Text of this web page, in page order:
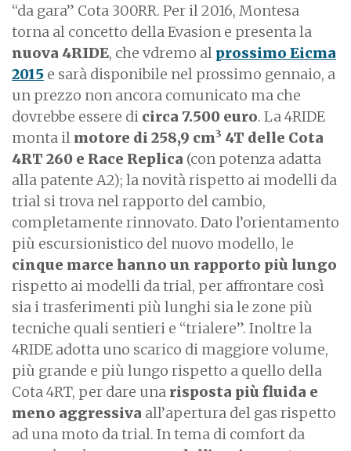
“da gara” Cota 300RR. Per il 2016, Montesa
torna al concetto della Evasion e presenta la
nuova 4RIDE, che vdremo al prossimo Eicma
2015 e sarà disponibile nel prossimo gennaio, a
un prezzo non ancora comunicato ma che
dovrebbe essere di circa 7.500 euro. La 4RIDE
monta il motore di 258,9 cm3 4T delle Cota
4RT 260 e Race Replica (con potenza adatta
alla patente A2); la novità rispetto ai modelli da
trial si trova nel rapporto del cambio,
completamente rinnovato. Dato l’orientamento
più escursionistico del nuovo modello, le
cinque marce hanno un rapporto più lungo
rispetto ai modelli da trial, per affrontare così
sia i trasferimenti più lunghi sia le zone più
tecniche quali sentieri e “trialere”. Inoltre la
4RIDE adotta uno scarico di maggiore volume,
più grande e più lungo rispetto a quello della
Cota 4RT, per dare una risposta più fluida e
meno aggressiva all’apertura del gas rispetto
ad una moto da trial. In tema di comfort da